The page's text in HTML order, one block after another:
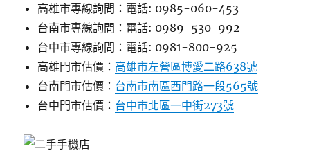
高雄市專線詢問：電話: 0985-060-453
台南市專線詢問：電話: 0989-530-992
台中市專線詢問：電話: 0981-800-925
高雄門市估價： 高雄市左營區博愛二路638號
台南門市估價： 台南市南區西門路一段565號
台中門市估價： 台中市北區一中街273號